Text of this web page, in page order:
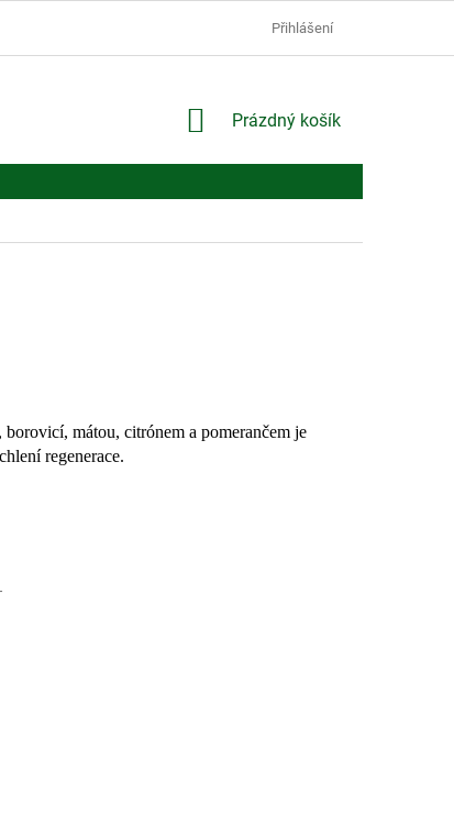
PODMÍNKY OCHRANY OSOBNÍCH ÚDAJŮ
Přihlášení
NÁKUPNÍ
Prázdný košík
mátou, citrónem a pomerančem je
regenerace.